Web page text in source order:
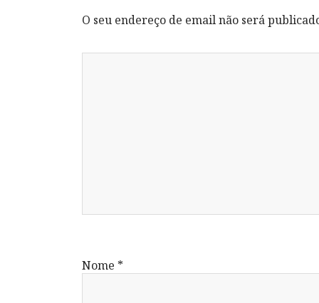
O seu endereço de email não será
Nome *